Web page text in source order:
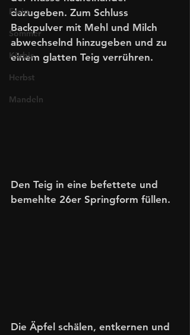
Essig
Sommer
Kürbis
Herbst
Mandeln
dazugeben. Zum Schluss
Backpulver mit Mehl und Milch
abwechselnd hinzugeben und zu
einem glatten Teig verrühren.
Den Teig in eine befettete und
bemehlte 26er Springform füllen.
Die Äpfel schälen, entkernen und